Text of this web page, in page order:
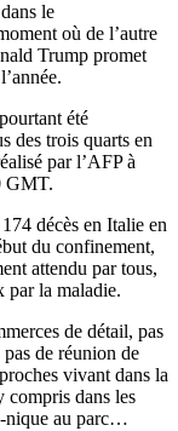
le
où de l’autre
Trump promet
été
des trois quarts en
par l’AFP à
GMT.
décès en Italie en
du confinement,
attendu par tous,
par la maladie.
de détail, pas
de réunion de
vivant dans la
compris dans les
nique au parc…